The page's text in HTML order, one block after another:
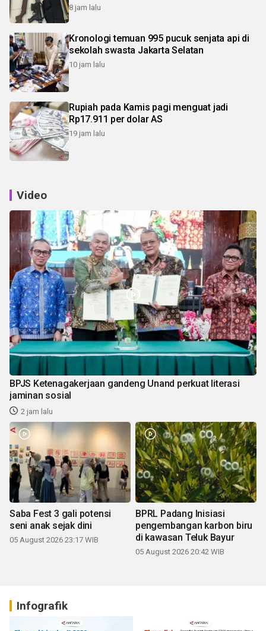
8 jam lalu
Kronologi temuan 995 pucuk senjata api di
sekolah swasta Jakarta Selatan
10 jam lalu
Rupiah pada Kamis pagi menguat jadi
Rp17.911 per dolar AS
19 jam lalu
Video
BPJS Ketenagakerjaan gandeng Unand perkuat literasi
jaminan sosial
2 jam lalu
Saba Fest 3 gali potensi
seni anak sejak dini
05 August 2026 23:17 WIB
BPRL Padang Inisiasi
pengembangan karbon biru
di kawasan Teluk Bayur
05 August 2026 20:42 WIB
Infografik